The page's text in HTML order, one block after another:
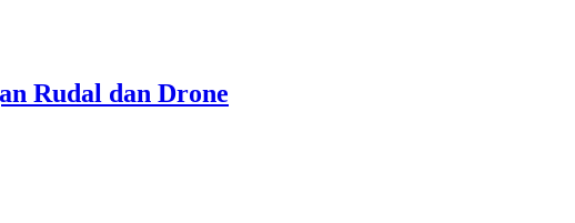
Rudal dan Drone